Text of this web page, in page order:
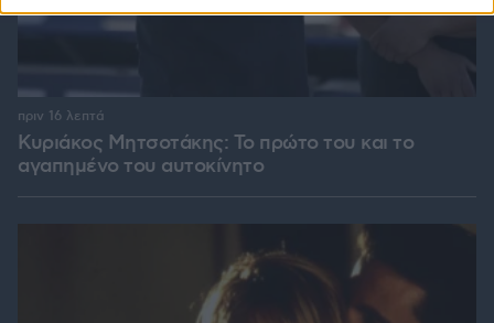
Κυριάκος Μητσοτάκης: Το πρώτο του και το
αγαπημένο του αυτοκίνητο
πριν 16 λεπτά